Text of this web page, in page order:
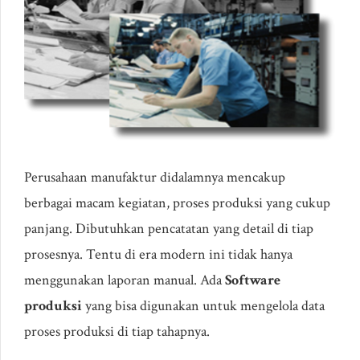
Perusahaan manufaktur didalamnya mencakup
berbagai macam kegiatan, proses produksi yang cukup
panjang. Dibutuhkan pencatatan yang detail di tiap
prosesnya. Tentu di era modern ini tidak hanya
menggunakan laporan manual. AdaSoftware
produksi yang bisa digunakan untuk mengelola data
proses produksi di tiap tahapnya.